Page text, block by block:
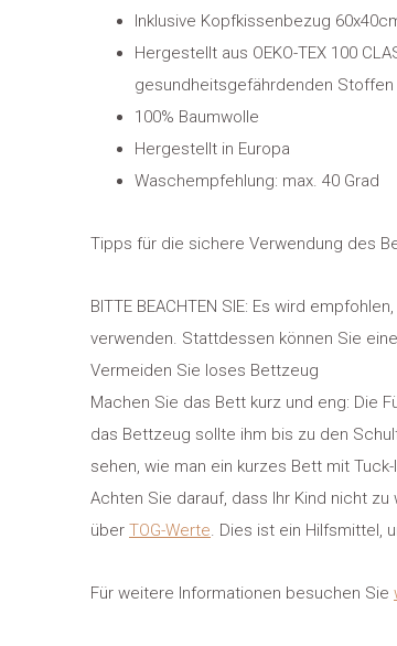
Inklusive Kopfkissenbezug
Hergestellt aus OEKO-TEX 100
gesundheitsgefährdenden Stoffen
100% Baumwolle
Hergestellt in Europa
Waschempfehlung: max. 40 Grad
Tipps für die sichere Verwendung des
BITTE BEACHTEN SIE: Es wird
verwenden. Stattdessen können Sie
Vermeiden Sie loses Bettzeug
Machen Sie das Bett kurz und eng: Die
das Bettzeug sollte ihm bis zu den
sehen, wie man ein kurzes Bett mit
Achten Sie darauf, dass Ihr Kind nicht
über TOG-Werte. Dies ist ein Hilfsmittel,
Für weitere Informationen besuchen Sie